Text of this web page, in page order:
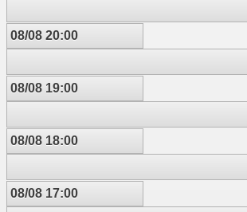
08/08 20:00
08/08 19:00
08/08 18:00
08/08 17:00